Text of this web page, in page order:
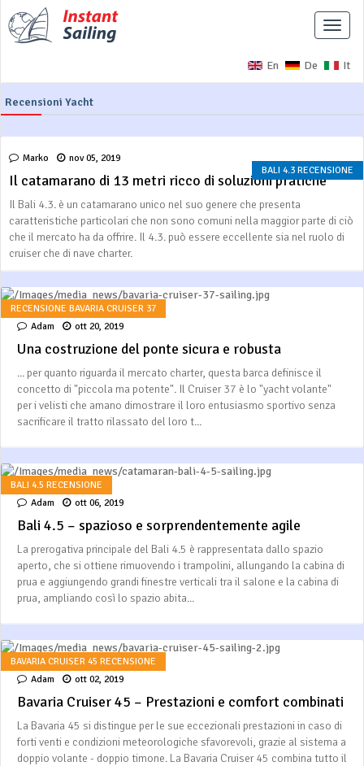
En De It
Recensioni Yacht
BALI 4.3 RECENSIONE
Marko nov 05, 2019
Il catamarano di 13 metri ricco di soluzioni pratiche
Il Bali 4.3. è un catamarano unico nel suo genere che presenta
caratteristiche particolari che non sono comuni nella maggior parte di ciò
che il mercato ha da offrire. Il 4.3. può essere eccellente sia nel ruolo di
cruiser che di nave charter.
RECENSIONE BAVARIA CRUISER 37
Adam
ott 20, 2019
Una costruzione del ponte sicura e robusta
... per quanto riguarda il mercato charter, questa barca definisce il
concetto di "piccola ma potente". Il Cruiser 37 è lo "yacht volante"
per i velisti che amano dimostrare il loro entusiasmo sportivo senza
sacrificare il tratto rilassato del loro t...
BALI 4.5 RECENSIONE
Adam
ott 06, 2019
Bali 4.5 – spazioso e sorprendentemente agile
La prerogativa principale del Bali 4.5 è rappresentata dallo spazio
aperto, che si ottiene rimuovendo i trampolini, allungando la cabina di
prua e aggiungendo grandi finestre verticali tra il salone e la cabina di
prua, ampliando così lo spazio abita...
BAVARIA CRUISER 45 RECENSIONE
Adam
ott 02, 2019
Bavaria Cruiser 45 – Prestazioni e comfort combinati
La Bavaria 45 si distingue per le sue eccezionali prestazioni in caso di
forti venti e condizioni meteorologiche sfavorevoli, grazie al sistema a
doppio volante - doppio timone. La Bavaria Cruiser 45 combina tutto il